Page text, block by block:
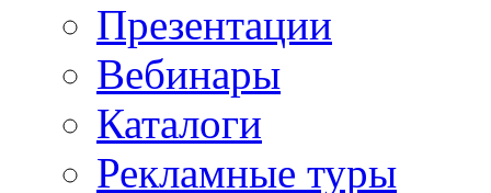
Презентации
Вебинары
Каталоги
Рекламные туры